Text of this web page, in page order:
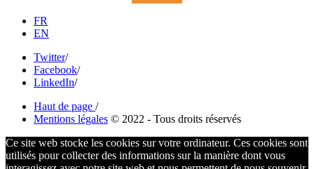
FR
EN
Twitter/
Facebook/
LinkedIn/
Haut de page /
Mentions légales © 2022 - Tous droits réservés
Ce site web stocke les cookies sur votre ordinateur. Ces cookies sont
utilisés pour collecter des informations sur la manière dont vous